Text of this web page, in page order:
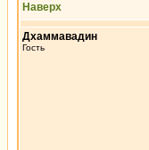
Наверх
Дхаммавадин
Гость